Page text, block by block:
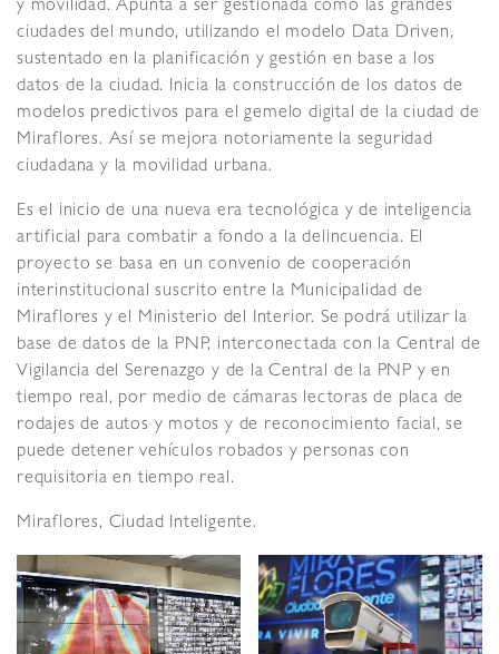
y movilidad. Apunta a ser gestionada como las grandes
ciudades del mundo, utilizando el modelo Data Driven,
sustentado en la planificación y gestión en base a los
datos de la ciudad. Inicia la construcción de los datos de
modelos predictivos para el gemelo digital de la ciudad de
Miraflores. Así se mejora notoriamente la seguridad
ciudadana y la movilidad urbana.
Es el inicio de una nueva era tecnológica y de inteligencia
artificial para combatir a fondo a la delincuencia. El
proyecto se basa en un convenio de cooperación
interinstitucional suscrito entre la Municipalidad de
Miraflores y el Ministerio del Interior. Se podrá utilizar la
base de datos de la PNP, interconectada con la Central de
Vigilancia del Serenazgo y de la Central de la PNP y en
tiempo real, por medio de cámaras lectoras de placa de
rodajes de autos y motos y de reconocimiento facial, se
puede detener vehículos robados y personas con
requisitoria en tiempo real.
Miraflores, Ciudad Inteligente.